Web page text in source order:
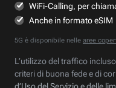
WiFi-Calling, per
Anche in formato eSIM
5G è disponibile nelle aree
L’utilizzo del traffico
criteri di buona fede e di
d’Uso del Servizio e delle